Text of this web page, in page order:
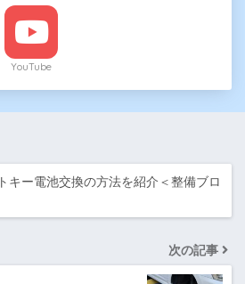
YouTube
キー電池交換の方法を紹介＜整備ブロ
次の記事